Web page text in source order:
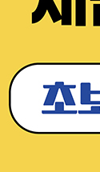
게 내기
기 전에 알아야
직접 세금신고
기서 새는 세금
세(법인세) : 세금